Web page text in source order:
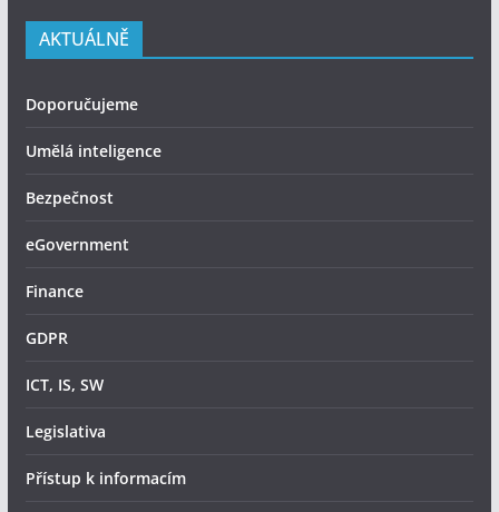
AKTUÁLNĚ
Doporučujeme
Umělá inteligence
Bezpečnost
eGovernment
Finance
GDPR
ICT, IS, SW
Legislativa
Přístup k informacím